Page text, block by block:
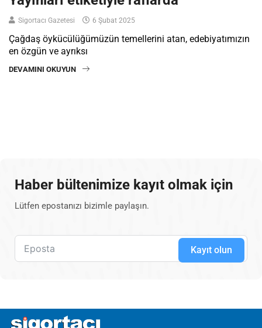
Sigortacı Gazetesi 6 Şubat 2025
Çağdaş öykücülüğümüzün temellerini atan, edebiyatımızın
en özgün ve ayrıksı
DEVAMINI OKUYUN
Haber bültenimize kayıt olmak için
Lütfen epostanızı bizimle paylaşın.
Kayıt olun